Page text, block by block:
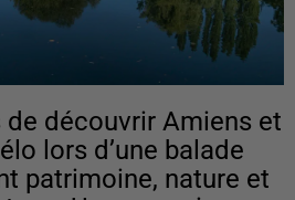
de découvrir Amiens et
lors d’une balade
patrimoine, nature et